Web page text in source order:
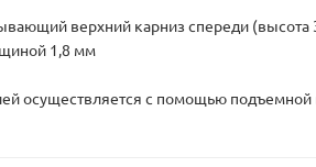
верхний карниз спереди (высота
1,8 мм
осуществляется с помощью